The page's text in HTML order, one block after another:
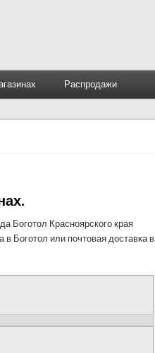
Распродажи
Боготол Красноярского края
в Боготол или почтовая доставка в